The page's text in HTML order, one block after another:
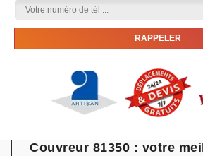
Couvreur 81350 : votre